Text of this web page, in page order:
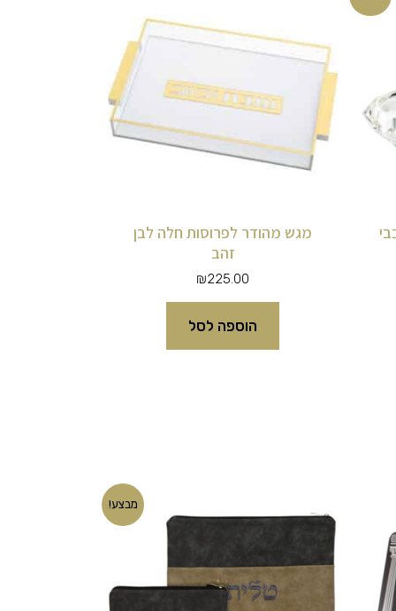
מגש מהודר לפרוסות חלה לבן
זהב
₪225.00
הוספה לסל
מבצע!
המקורי
₪120.00.
המחיר
הנוכחי